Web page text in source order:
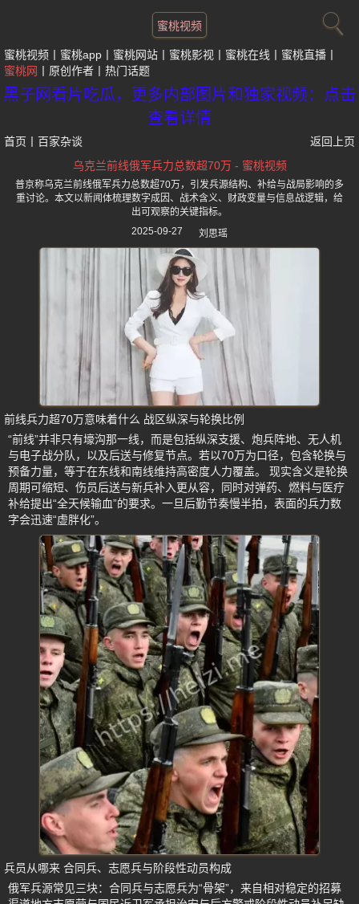
蜜桃视频
蜜桃视频 蜜桃app 蜜桃网站 蜜桃影视 蜜桃在线
蜜桃直播
蜜桃网
原创作者 热门话题
黑子网看片吃瓜，更多内部图片和独家视频：点击
查看详情
首页 百家杂谈
返回上页
乌克兰前线俄军兵力总数超70万 - 蜜桃视频
普京称乌克兰前线俄军兵力总数超70万，引发兵源结构、补给与战局影响的多
重讨论。本文以新闻体梳理数字成因、战术含义、财政变量与信息战逻辑，给
出可观察的关键指标。
2025-09-27
刘思瑶
前线兵力超70万意味着什么 战区纵深与轮换比例
“前线”并非只有壕沟那一线，而是包括纵深支援、炮兵阵地、无人机
与电子战分队，以及后送与修复节点。若以70万为口径，包含轮换与
预备力量，等于在东线和南线维持高密度人力覆盖。 现实含义是轮换
周期可缩短、伤员后送与新兵补入更从容，同时对弹药、燃料与医疗
补给提出“全天候输血”的要求。一旦后勤节奏慢半拍，表面的兵力数
字会迅速“虚胖化”。
兵员从哪来 合同兵、志愿兵与阶段性动员构成
俄军兵源常见三块：合同兵与志愿兵为“骨架”，来自相对稳定的招募